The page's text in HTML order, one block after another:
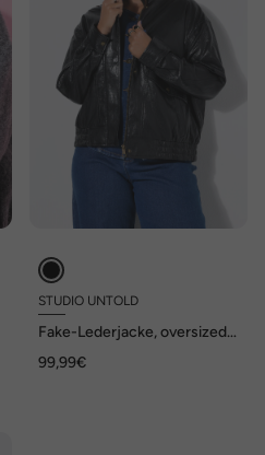
STUDIO UNTOLD
Fake-Lederjacke, oversized,
99,99€